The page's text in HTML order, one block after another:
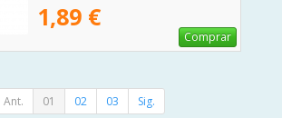
1,89 €
Comprar
Ant. 01 02 03 Sig.